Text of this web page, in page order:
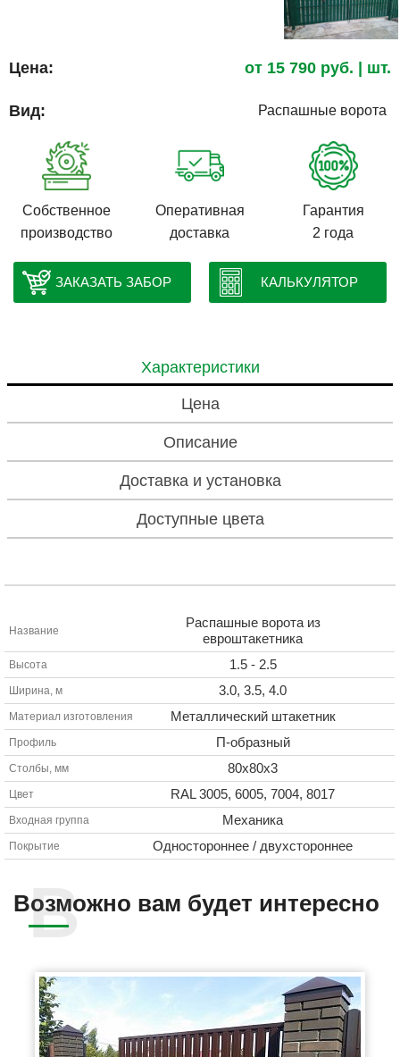
Цена: от 15 790 руб. | шт.
Вид: Распашные ворота
Собственное
производство
Оперативная
доставка
Гарантия
2 года
ЗАКАЗАТЬ ЗАБОР КАЛЬКУЛЯТОР
Характеристики
Цена
Описание
Доставка и установка
Доступные цвета
Название
Распашные ворота из
евроштакетника
Высота 1.5 - 2.5
Ширина, м 3.0, 3.5, 4.0
Материал изготовления Металлический штакетник
Профиль П-образный
Столбы, мм 80х80х3
Цвет RAL 3005, 6005, 7004, 8017
Входная группа Механика
Покрытие Одностороннее / двухстороннее
Возможно вам будет интересно